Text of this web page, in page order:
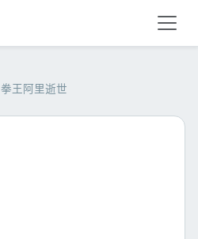
拳王阿里逝世